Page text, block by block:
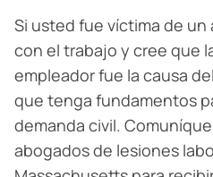
Si usted fue víctima de
con el trabajo y cree que
empleador fue la causa
que tenga fundamentos
demanda civil.
abogados de lesiones